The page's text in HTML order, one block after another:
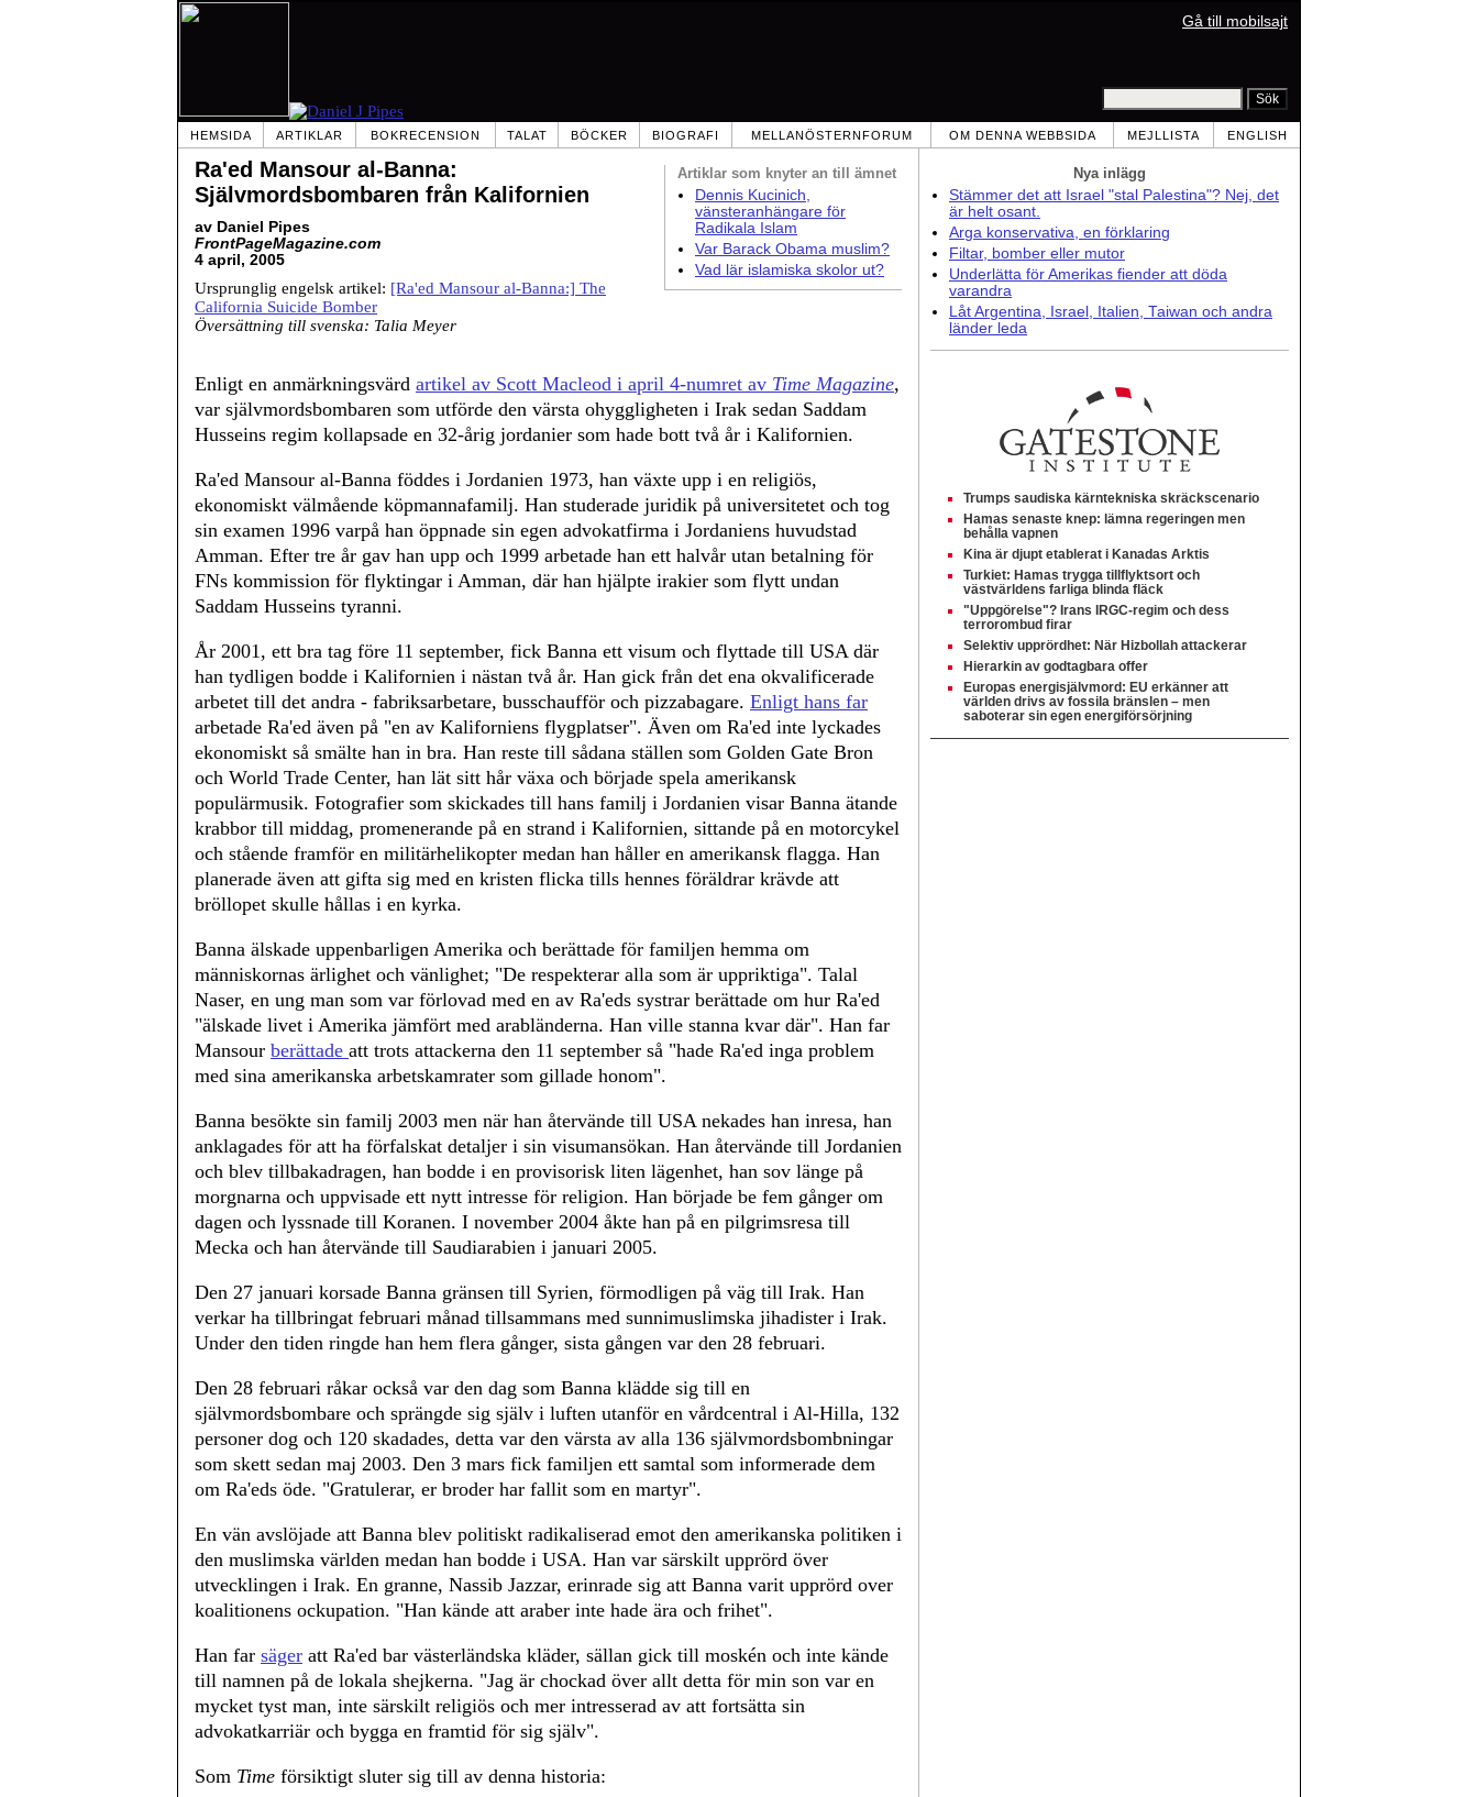
Gå till mobilsajt
HEMSIDA ARTIKLAR BOKRECENSION TALAT BÖCKER BIOGRAFI MELLANÖSTERNFORUM OM DENNA WEBBSIDA MEJLLISTA ENGLISH
Artiklar som knyter an till ämnet
Dennis Kucinich,
vänsteranhängare för
Radikala Islam
Var Barack Obama muslim?
Vad lär islamiska skolor ut?
Ra'ed Mansour al-Banna:
Självmordsbombaren från Kalifornien
av Daniel Pipes
FrontPageMagazine.com
4 april, 2005
Ursprunglig engelsk artikel: [Ra'ed Mansour al-Banna:] The
California Suicide Bomber
Översättning till svenska: Talia Meyer
Enligt en anmärkningsvärd artikel av Scott Macleod i april 4-numret av Time Magazine,
var självmordsbombaren som utförde den värsta ohyggligheten i Irak sedan Saddam
Husseins regim kollapsade en 32-årig jordanier som hade bott två år i Kalifornien.
Ra'ed Mansour al-Banna föddes i Jordanien 1973, han växte upp i en religiös,
ekonomiskt välmående köpmannafamilj. Han studerade juridik på universitetet och tog
sin examen 1996 varpå han öppnade sin egen advokatfirma i Jordaniens huvudstad
Amman. Efter tre år gav han upp och 1999 arbetade han ett halvår utan betalning för
FNs kommission för flyktingar i Amman, där han hjälpte irakier som flytt undan
Saddam Husseins tyranni.
År 2001, ett bra tag före 11 september, fick Banna ett visum och flyttade till USA där
han tydligen bodde i Kalifornien i nästan två år. Han gick från det ena okvalificerade
arbetet till det andra - fabriksarbetare, busschaufför och pizzabagare. Enligt hans far
arbetade Ra'ed även på "en av Kaliforniens flygplatser". Även om Ra'ed inte lyckades
ekonomiskt så smälte han in bra. Han reste till sådana ställen som Golden Gate Bron
och World Trade Center, han lät sitt hår växa och började spela amerikansk
populärmusik. Fotografier som skickades till hans familj i Jordanien visar Banna ätande
krabbor till middag, promenerande på en strand i Kalifornien, sittande på en motorcykel
och stående framför en militärhelikopter medan han håller en amerikansk flagga. Han
planerade även att gifta sig med en kristen flicka tills hennes föräldrar krävde att
bröllopet skulle hållas i en kyrka.
Banna älskade uppenbarligen Amerika och berättade för familjen hemma om
människornas ärlighet och vänlighet; "De respekterar alla som är uppriktiga". Talal
Naser, en ung man som var förlovad med en av Ra'eds systrar berättade om hur Ra'ed
"älskade livet i Amerika jämfört med arabländerna. Han ville stanna kvar där". Han far
Mansour berättade att trots attackerna den 11 september så "hade Ra'ed inga problem
med sina amerikanska arbetskamrater som gillade honom".
Banna besökte sin familj 2003 men när han återvände till USA nekades han inresa, han
anklagades för att ha förfalskat detaljer i sin visumansökan. Han återvände till Jordanien
och blev tillbakadragen, han bodde i en provisorisk liten lägenhet, han sov länge på
morgnarna och uppvisade ett nytt intresse för religion. Han började be fem gånger om
dagen och lyssnade till Koranen. I november 2004 åkte han på en pilgrimsresa till
Mecka och han återvände till Saudiarabien i januari 2005.
Den 27 januari korsade Banna gränsen till Syrien, förmodligen på väg till Irak. Han
verkar ha tillbringat februari månad tillsammans med sunnimuslimska jihadister i Irak.
Under den tiden ringde han hem flera gånger, sista gången var den 28 februari.
Den 28 februari råkar också var den dag som Banna klädde sig till en
självmordsbombare och sprängde sig själv i luften utanför en vårdcentral i Al-Hilla, 132
personer dog och 120 skadades, detta var den värsta av alla 136 självmordsbombningar
som skett sedan maj 2003. Den 3 mars fick familjen ett samtal som informerade dem
om Ra'eds öde. "Gratulerar, er broder har fallit som en martyr".
En vän avslöjade att Banna blev politiskt radikaliserad emot den amerikanska politiken i
den muslimska världen medan han bodde i USA. Han var särskilt upprörd över
utvecklingen i Irak. En granne, Nassib Jazzar, erinrade sig att Banna varit upprörd over
koalitionens ockupation. "Han kände att araber inte hade ära och frihet".
Han far säger att Ra'ed bar västerländska kläder, sällan gick till moskén och inte kände
till namnen på de lokala shejkerna. "Jag är chockad över allt detta för min son var en
mycket tyst man, inte särskilt religiös och mer intresserad av att fortsätta sin
advokatkarriär och bygga en framtid för sig själv".
Som Time försiktigt sluter sig till av denna historia:
Nya inlägg
Stämmer det att Israel "stal Palestina"? Nej, det
är helt osant.
Arga konservativa, en förklaring
Filtar, bomber eller mutor
Underlätta för Amerikas fiender att döda
varandra
Låt Argentina, Israel, Italien, Taiwan och andra
länder leda
Trumps saudiska kärntekniska skräckscenario
Hamas senaste knep: lämna regeringen men
behålla vapnen
Kina är djupt etablerat i Kanadas Arktis
Turkiet: Hamas trygga tillflyktsort och
västvärldens farliga blinda fläck
"Uppgörelse"? Irans IRGC-regim och dess
terrorombud firar
Selektiv upprördhet: När Hizbollah attackerar
Hierarkin av godtagbara offer
Europas energisjälvmord: EU erkänner att
världen drivs av fossila bränslen – men
saboterar sin egen energiförsörjning